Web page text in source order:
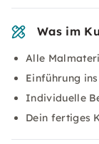
Was im
Alle
Einführung
Individuelle
Dein fertiges